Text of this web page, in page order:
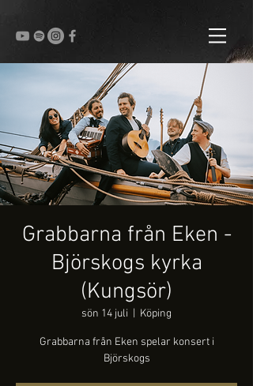
Grabbarna från Eken -
Björskogs kyrka
(Kungsör)
sön 14 juli Köping
Grabbarna från Eken spelar konsert i
Björskogs